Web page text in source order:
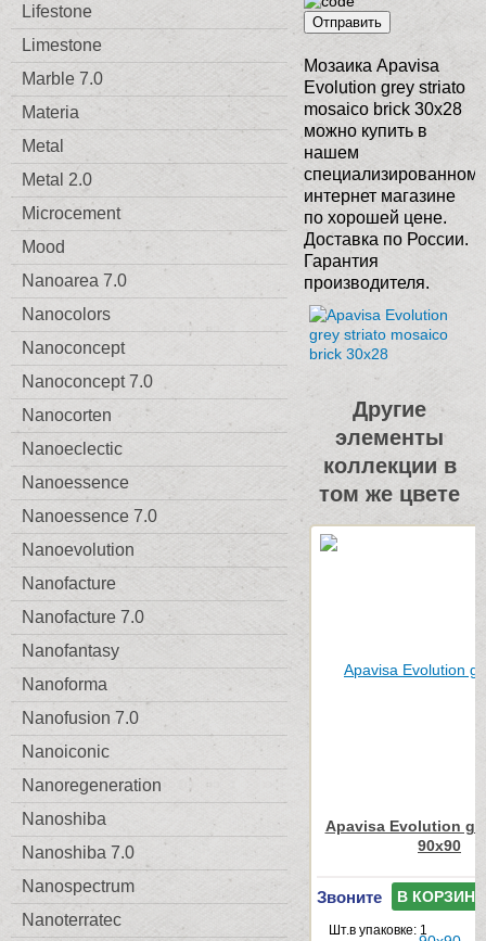
Lifestone
Limestone
Marble 7.0
Materia
Metal
Metal 2.0
Microcement
Mood
Nanoarea 7.0
Nanocolors
Nanoconcept
Nanoconcept 7.0
Nanocorten
Nanoeclectic
Nanoessence
Nanoessence 7.0
Nanoevolution
Nanofacture
Nanofacture 7.0
Nanofantasy
Nanoforma
Nanofusion 7.0
Nanoiconic
Nanoregeneration
Nanoshiba
Nanoshiba 7.0
Nanospectrum
Nanoterratec
Отправить
Мозаика Apavisa
Evolution grey striato
mosaico brick 30x28
можно купить в
нашем
специализированном
интернет магазине
по хорошей цене.
Доставка по России.
Гарантия
производителя.
Другие
элементы
коллекции в
том же цвете
Apavisa Evolution
90x90
Звоните В КОРЗИНУ
Шт.в упаковке: 1